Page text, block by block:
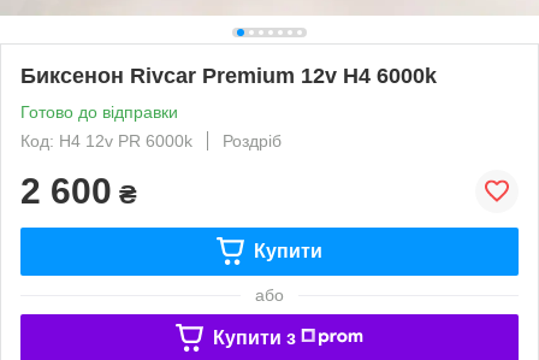
Биксенон Rivcar Premium 12v H4 6000k
Готово до відправки
Код: H4 12v PR 6000k
Роздріб
2 600 ₴
Купити
або
Купити з